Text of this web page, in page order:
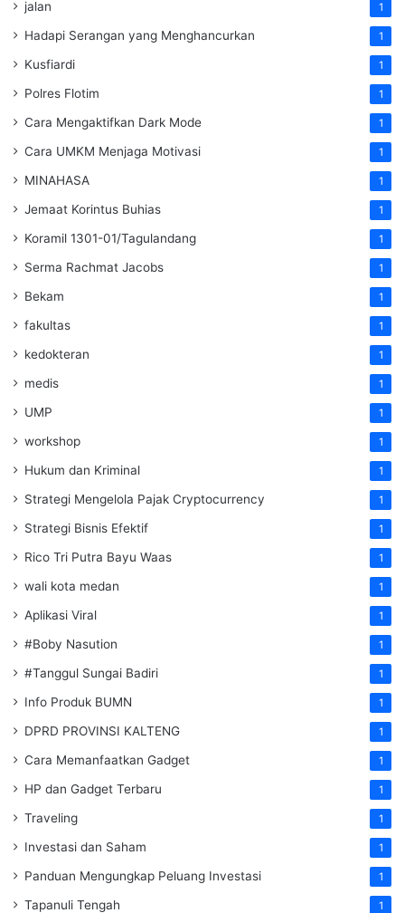
jalan 1
Hadapi Serangan yang Menghancurkan 1
Kusfiardi 1
Polres Flotim 1
Cara Mengaktifkan Dark Mode 1
Cara UMKM Menjaga Motivasi 1
MINAHASA 1
Jemaat Korintus Buhias 1
Koramil 1301-01/Tagulandang 1
Serma Rachmat Jacobs 1
Bekam 1
fakultas 1
kedokteran 1
medis 1
UMP 1
workshop 1
Hukum dan Kriminal 1
Strategi Mengelola Pajak Cryptocurrency 1
Strategi Bisnis Efektif 1
Rico Tri Putra Bayu Waas 1
wali kota medan 1
Aplikasi Viral 1
#Boby Nasution 1
#Tanggul Sungai Badiri 1
Info Produk BUMN 1
DPRD PROVINSI KALTENG 1
Cara Memanfaatkan Gadget 1
HP dan Gadget Terbaru 1
Traveling 1
Investasi dan Saham 1
Panduan Mengungkap Peluang Investasi 1
Tapanuli Tengah 1